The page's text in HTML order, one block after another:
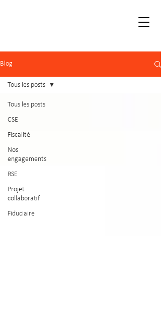
Blog
Tous les posts
CSE
Fiscalité
Nos
engagements
RSE
Projet
collaboratif
Fiduciaire
Tous les posts